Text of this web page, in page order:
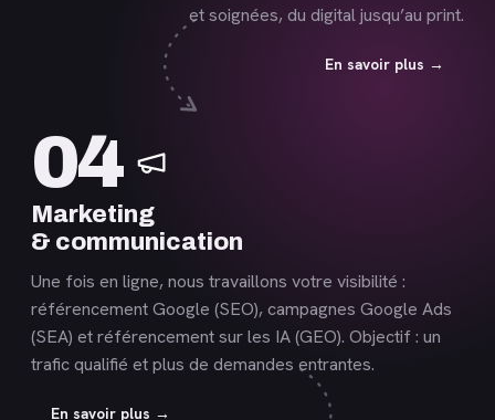
et soignées, du digital jusqu’au print.
En savoir plus →
Une fois en ligne, nous travaillons votre visibilité :
référencement Google (SEO), campagnes Google Ads
(SEA) et référencement sur les IA (GEO). Objectif : un
trafic qualifié et plus de demandes entrantes.
En savoir plus →
plus
Marketing
& communication
04